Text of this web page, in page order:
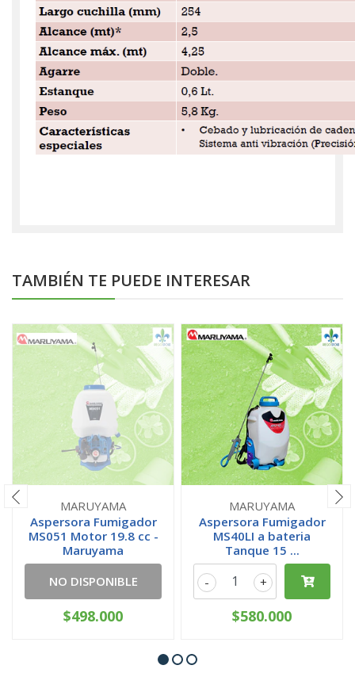
TAMBIÉN TE PUEDE INTERESAR
MARUYAMA
Aspersora Fumigador
MS051 Motor 19.8 cc -
Maruyama
NO DISPONIBLE
$498.000
MARUYAMA
Aspersora Fumigador
MS40LI a bateria
Tanque 15 ...
+
-
$580.000